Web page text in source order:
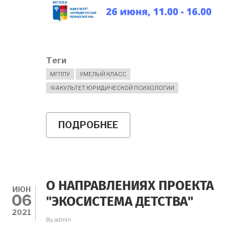
Теги
МГППУ
УМЕЛЫЙ КЛАСС
ФАКУЛЬТЕТ ЮРИДИЧЕСКОЙ ПСИХОЛОГИИ
ПОДРОБНЕЕ
ОЦЕНКА
ПРОГРАММЫ
ФОРМИРОВАНИЯ
СОЦИАЛЬНЫХ
НАВЫКОВ
ИЮН
06
2021
О НАПРАВЛЕНИЯХ ПРОЕКТА
"ЭКОСИСТЕМА ДЕТСТВА"
Byadmin